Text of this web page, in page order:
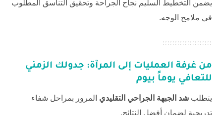
يضمن التخطيط السليم نجاح الجراحة وتحقيق التناسق المطلوب
في ملامح الوجه.
من غرفة العمليات إلى المرآة: جدولك الزمني
للتعافي يوماً بيوم
يتطلب شد الجبهة الجراحي التقليدي المرور بمراحل شفاء
تدريجية لضمان أفضل النتائج.